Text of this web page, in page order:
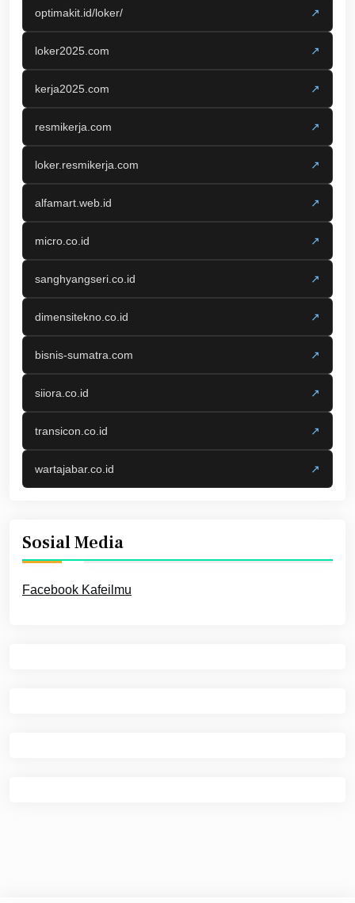
optimakit.id/loker/ ↗
loker2025.com ↗
kerja2025.com ↗
resmikerja.com ↗
loker.resmikerja.com ↗
alfamart.web.id ↗
micro.co.id ↗
sanghyangseri.co.id ↗
dimensitekno.co.id ↗
bisnis-sumatra.com ↗
siiora.co.id ↗
transicon.co.id ↗
wartajabar.co.id ↗
Sosial Media
Facebook Kafeilmu